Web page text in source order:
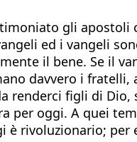
gli
ed i vangeli
il bene. Se il
davvero i
renderci figli di
per oggi. A quei
è rivoluzionario;